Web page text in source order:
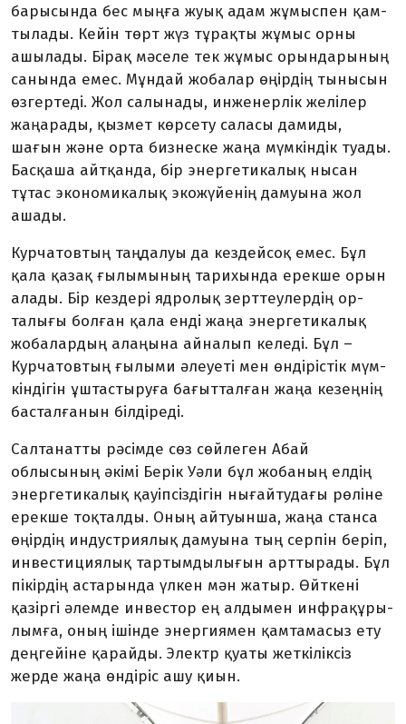
барысында бес мың­ға жуық адам жұмыспен қам­
ты­ла­ды. Кейін төрт жүз тұрақты жұмыс орны
ашылады. Бірақ мәселе тек жұ­мыс орындарының
санында емес. Мұндай жобалар өңірдің тынысын
өз­гертеді. Жол салынады, инженер­лік желілер
жаңарады, қызмет көр­сету саласы дамиды,
шағын және ор­та бизнеске жаңа мүмкіндік туады.
Басқаша айтқанда, бір энерге­ти­ка­лық нысан
тұтас экономикалық эко­­­­­жүйенің дамуына жол
ашады.
Курчатовтың таңдалуы да кез­дей­соқ емес. Бұл
қала қазақ ғылымы­ның тарихында ерекше орын
алады. Бір кездері ядролық зерттеулердің ор­
талығы болған қала енді жаңа энер­гетикалық
жобалардың алаңына айналып келеді. Бұл –
Курчатовтың ғылыми әлеуеті мен өндірістік мүм­
кін­дігін ұштастыруға бағытталған жаңа кезеңнің
басталғанын білдіреді.
Салтанатты рәсімде сөз сөйлеген Абай
облысының әкімі Берік Уәли бұл жобаның елдің
энергетикалық қауіп­сіздігін нығайтудағы рөліне
ерекше тоқталды. Оның айтуынша, жаңа станса
өңірдің индустриялық дамуына тың серпін беріп,
ин­вес­тициялық тартымдылығын арт­тыра­ды. Бұл
пікірдің астарында үлкен мән жатыр. Өйткені
қазіргі әлемде инвестор ең алдымен инфрақұры­
лым­ға, оның ішінде энергиямен қам­тамасыз ету
деңгейіне қарайды. Электр қуаты жеткіліксіз
жерде жаңа өндіріс ашу қиын.